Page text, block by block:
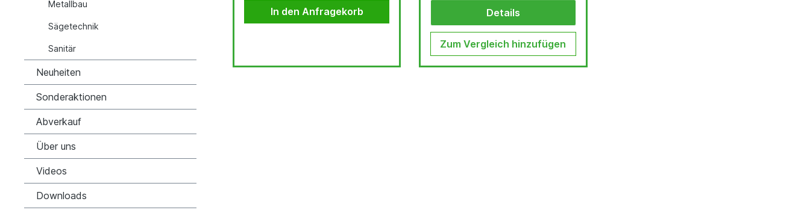
Metallbau
Sägetechnik
Sanitär
Neuheiten
Sonderaktionen
Abverkauf
Über uns
Videos
Downloads
In den Anfragekorb Details
Zum Vergleich hinzufügen